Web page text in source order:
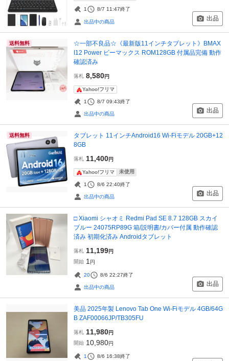
1 8/7 11:47終了
出品中の商品 出品
送料無料
☆一部不良品☆《最新版11インチタブレット》BMAX
I12 Power ビーマックス ROM128GB 付属品完備 動作
確認済み
落札 8,580円
Yahoo!フリマ
1 8/7 09:43終了
出品中の商品 出品
送料無料
タブレット 11インチAndroid16 Wi-Fiモデル 20GB+12
8GB
落札 11,400円
Yahoo!フリマ 未使用
1 8/6 22:40終了
出品中の商品 出品
□ Xiaomi シャオミ Redmi Pad SE 8.7 128GB スカイ
ブルー 24075RP89G 箱/説明書/カバー付属 動作確認
済み 初期化済み Androidタブレット
落札 11,199円
開始 1 円
20 8/6 22:27終了
出品中の商品 出品
美品 2025年製 Lenovo Tab One Wi-Fiモデル 4GB/64G
B ZAF00066JP/TB305FU
落札 11,980円
開始 10,980円
1 8/6 16:38終了